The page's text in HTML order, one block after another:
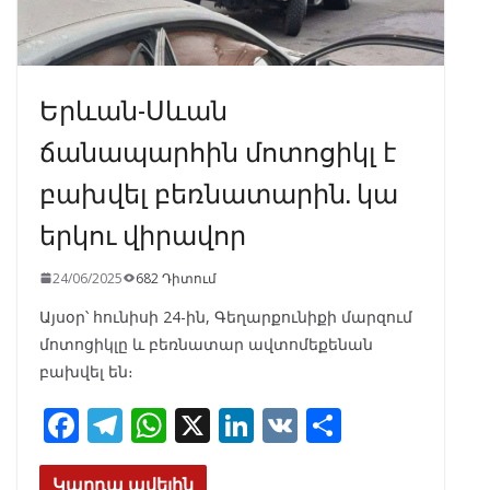
Երևան-Սևան
ճանապարհին մոտոցիկլ է
բախվել բեռնատարին. կա
երկու վիրավոր
24/06/2025 682 Դիտում
Այսօր՝ հունիսի 24-ին, Գեղարքունիքի մարզում
մոտոցիկլը և բեռնատար ավտոմեքենան
բախվել են։
F
ac
T
el
W
h
X Li V
Կարդա ավելին